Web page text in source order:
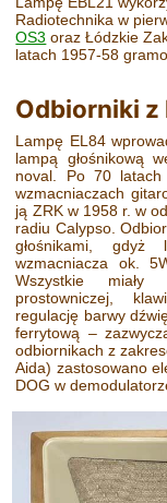
Radiotechnika w
OS3 oraz Łódzkie
latach 1957-58
Odbiorniki z
Lampę EL84
lampą głośnikową
noval. Po 70
wzmacniaczach
ją ZRK w 1958 r. w
radiu Calypso.
głośnikami, gdyż
wzmacniacza ok.
Wszystkie miały
prostowniczej,
regulację barwy
ferrytową –
odbiornikach z
Aida) zastosowano
DOG w